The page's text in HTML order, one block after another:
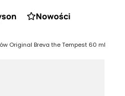
Nowości
Original Breva the Tempest 60 ml